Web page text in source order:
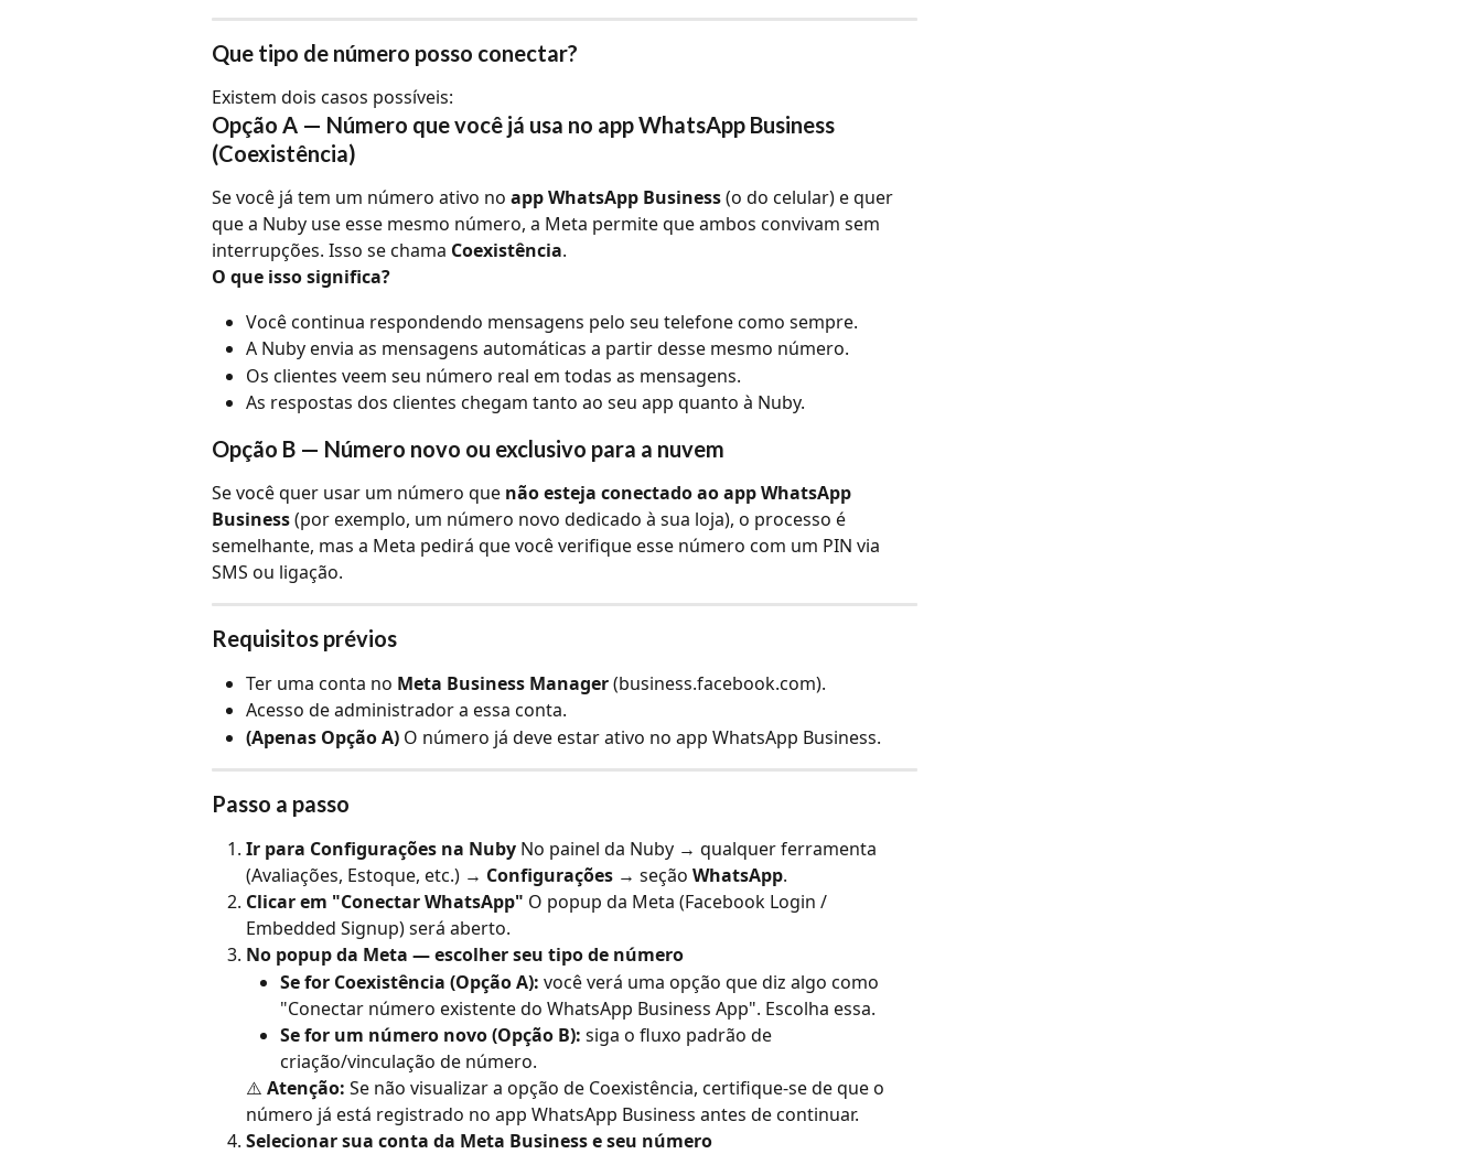
Que tipo de número posso conectar?
Existem dois casos possíveis:
Opção A — Número que você já usa no app WhatsApp Business
(Coexistência)
Se você já tem um número ativo no app WhatsApp Business (o do celular) e quer
que a Nuby use esse mesmo número, a Meta permite que ambos convivam sem
interrupções. Isso se chama Coexistência.
O que isso significa?
Você continua respondendo mensagens pelo seu telefone como sempre.
A Nuby envia as mensagens automáticas a partir desse mesmo número.
Os clientes veem seu número real em todas as mensagens.
As respostas dos clientes chegam tanto ao seu app quanto à Nuby.
Opção B — Número novo ou exclusivo para a nuvem
Se você quer usar um número que não esteja conectado ao app WhatsApp
Business (por exemplo, um número novo dedicado à sua loja), o processo é
semelhante, mas a Meta pedirá que você verifique esse número com um PIN via
SMS ou ligação.
Requisitos prévios
Ter uma conta no Meta Business Manager (business.facebook.com).
Acesso de administrador a essa conta.
(Apenas Opção A) O número já deve estar ativo no app WhatsApp Business.
Passo a passo
Ir para Configurações na Nuby No painel da Nuby → qualquer ferramenta
(Avaliações, Estoque, etc.) → Configurações → seção WhatsApp.
Clicar em "Conectar WhatsApp" O popup da Meta (Facebook Login /
Embedded Signup) será aberto.
No popup da Meta — escolher seu tipo de número
Se for Coexistência (Opção A): você verá uma opção que diz algo como
"Conectar número existente do WhatsApp Business App". Escolha essa.
Se for um número novo (Opção B): siga o fluxo padrão de
criação/vinculação de número.
⚠️ Atenção: Se não visualizar a opção de Coexistência, certifique-se de que o
número já está registrado no app WhatsApp Business antes de continuar.
Selecionar sua conta da Meta Business e seu número